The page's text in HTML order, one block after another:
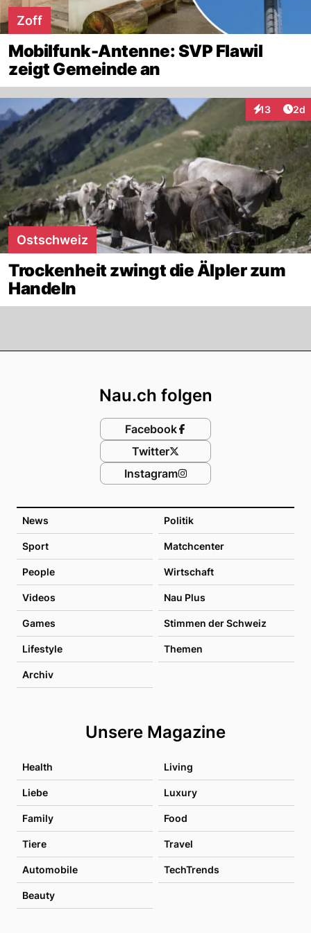
Zoff
Mobilfunk-Antenne: SVP Flawil
zeigt Gemeinde an
13
Interaktionen
2d
Ostschweiz
Trockenheit zwingt die Älpler zum
Handeln
News Politik
Sport Matchcenter
People Wirtschaft
Videos Nau Plus
Games Stimmen der Schweiz
Lifestyle Themen
Archiv
Unsere Magazine
Health Living
Liebe Luxury
Family Food
Tiere Travel
Automobile TechTrends
Beauty
Nau.ch folgen
Facebook
Twitter
Instagram